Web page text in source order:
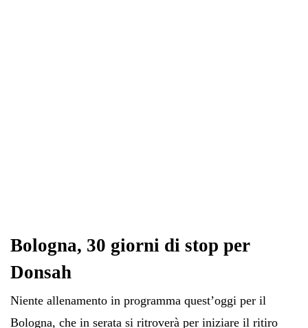
Bologna, 30 giorni di stop per
Donsah
Niente allenamento in programma quest’oggi per il
Bologna, che in serata si ritroverà per iniziare il ritiro